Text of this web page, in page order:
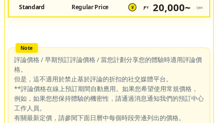
Standard Regular Price ¥ JPY 20,000~ /pax
評論價格 / 早期預訂評論價格 / 當您計劃分享您的體驗時適用評論價
格。
但是，這不適用於禁止基於評論的折扣的社交媒體平台。
**評論價格在線上預訂期間自動應用。如果您希望使用常規價格，
例如，如果您想保持體驗的機密性，請通過消息通知我們的預訂中心
工作人員。
有關最新定價，請參閱下面日曆中每個時段旁邊列出的價格。